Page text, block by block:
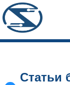
Статьи